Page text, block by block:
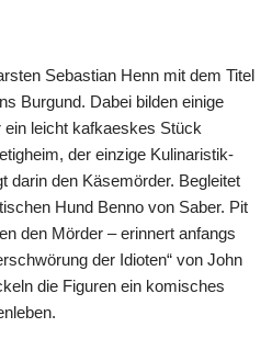
Sebastian Henn mit dem Titel
Burgund. Dabei bilden einige
ein leicht kafkaeskes Stück
der einzige Kulinaristik-
darin den Käsemörder. Begleitet
Hund Benno von Saber. Pit
den Mörder – erinnert anfangs
der Idioten“ von John
die Figuren ein komisches